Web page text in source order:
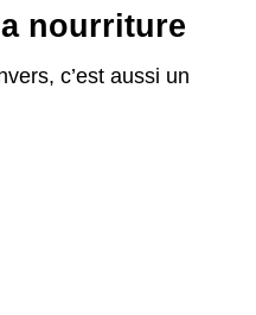
nourriture
c’est aussi un